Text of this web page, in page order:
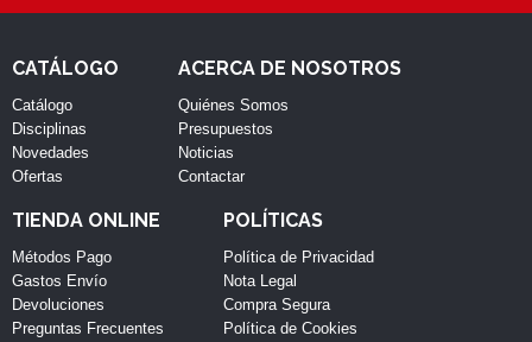
CATÁLOGO
Catálogo
Disciplinas
Novedades
Ofertas
ACERCA DE NOSOTROS
Quiénes Somos
Presupuestos
Noticias
Contactar
TIENDA ONLINE
Métodos Pago
Gastos Envío
Devoluciones
Preguntas Frecuentes
POLÍTICAS
Política de Privacidad
Nota Legal
Compra Segura
Política de Cookies